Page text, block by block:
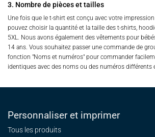
3. Nombre de pièces et tailles
Une fois que le t-shirt est conçu avec votre
pouvez choisir la quantité et la taille des t-shirts,
5XL. Nous avons également des vêtements pour
14 ans. Vous souhaitez passer une commande de
fonction "Noms et numéros" pour commander
identiques avec des noms ou des numéros différents
Personnaliser et imprimer
Tous les produits